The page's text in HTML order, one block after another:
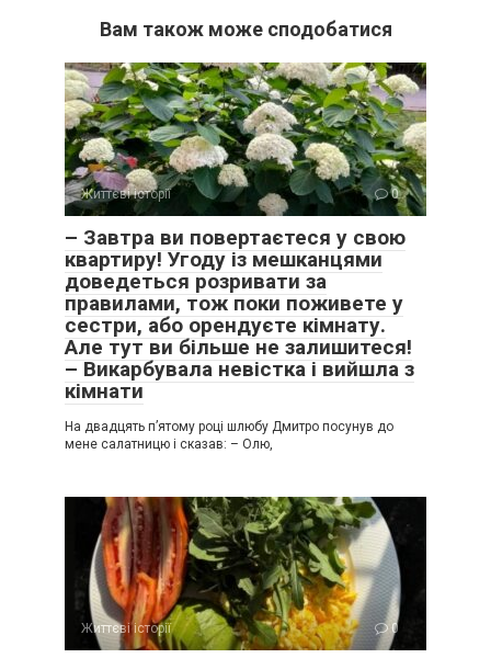
Вам також може сподобатися
Життєві історії 0
– Завтра ви повертаєтеся у свою
квартиру! Угоду із мешканцями
доведеться розривати за
правилами, тож поки поживете у
сестри, або орендуєте кімнату.
Але тут ви більше не залишитеся!
– Викарбувала невістка і вийшла з
кімнати
На двадцять п’ятому році шлюбу Дмитро посунув до
мене салатницю і сказав: – Олю,
Життєві історії 0